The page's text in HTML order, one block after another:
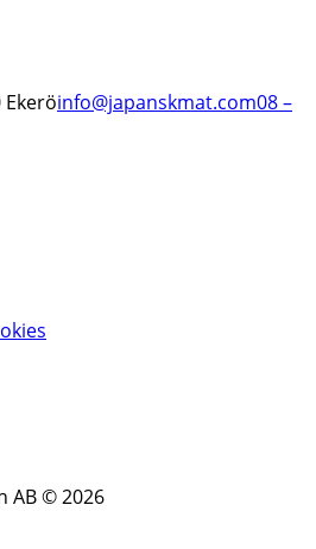
Ekeröinfo@japanskmat.com08 –
AB © 2026